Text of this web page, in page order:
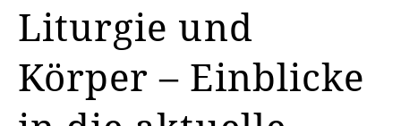
Liturgie und
Körper – Einblicke